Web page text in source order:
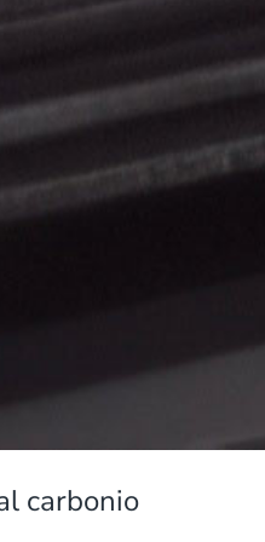
carbonio